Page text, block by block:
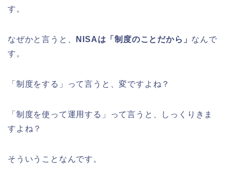
す。
なぜかと言うと、 NISAは「制度のことだから」 なんで
す。
「制度をする」って言うと、変ですよね？
「制度を使って運用する」って言うと、しっくりきま
すよね？
そういうことなんです。